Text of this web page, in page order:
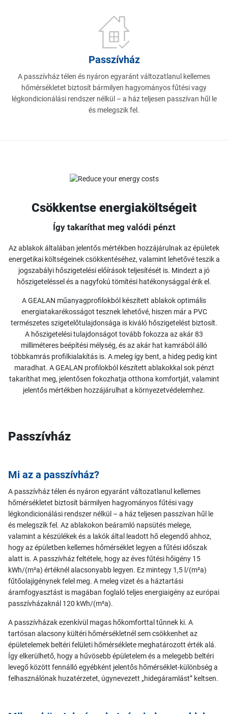
Passzívház
A passzívház télen és nyáron egyaránt változatlanul kellemes
hőmérsékletet biztosít bármilyen hagyományos fűtési vagy
légkondicionálási rendszer nélkül – a ház teljesen passzívan hűl le
és melegszik fel.
Csökkentse energiaköltségeit
Így takaríthat meg valódi pénzt
Az ablakok általában jelentős mértékben hozzájárulnak az épületek
energetikai költségeinek csökkentéséhez, valamint lehetővé teszik a
jogszabályi hőszigetelési előírások teljesítését is. Mindezt a jó
hőszigeteléssel és a nagyfokú tömítési hatékonysággal érik el.
A GEALAN műanyagprofilokból készített ablakok optimális
energiatakarékosságot tesznek lehetővé, hiszen már a PVC
természetes szigetelőtulajdonsága is kiváló hőszigetelést biztosít.
A hőszigetelési tulajdonságot tovább fokozza az akár 83
milliméteres beépítési mélység, és az akár hat kamrából álló
többkamrás profilkialakítás is. A meleg így bent, a hideg pedig kint
maradhat. A GEALAN profilokból készített ablakokkal sok pénzt
takaríthat meg, jelentősen fokozhatja otthona komfortját, valamint
jelentős mértékben hozzájárulhat a környezetvédelemhez.
Passzívház
Mi az a passzívház?
A passzívház télen és nyáron egyaránt változatlanul kellemes
hőmérsékletet biztosít bármilyen hagyományos fűtési vagy
légkondicionálási rendszer nélkül – a ház teljesen passzívan hűl le
és melegszik fel. Az ablakokon beáramló napsütés melege,
valamint a készülékek és a lakók által leadott hő elegendő ahhoz,
hogy az épületben kellemes hőmérséklet legyen a fűtési időszak
alatt is. A passzívház feltétele, hogy az éves fűtési hőigény 15
kWh/(m²a) értéknél alacsonyabb legyen. Ez mintegy 1,5 l/(m²a)
fűtőolajigénynek felel meg. A meleg vizet és a háztartási
áramfogyasztást is magában foglaló teljes energiaigény az európai
passzívházaknál 120 kWh/(m²a).
A passzívházak ezenkívül magas hőkomforttal tűnnek ki. A
tartósan alacsony kültéri hőmérsékletnél sem csökkenhet az
épületelemek beltéri felületi hőmérséklete meghatározott érték alá.
Így elkerülhető, hogy a hűvösebb épületelem és a melegebb beltéri
levegő között fennálló egyébként jelentős hőmérséklet-különbség a
felhasználónak huzatérzetet, úgynevezett „hidegáramlást” keltsen.